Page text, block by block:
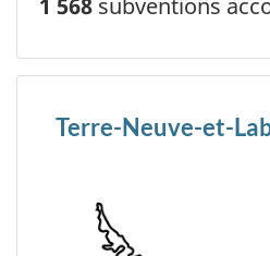
Terre-Neuve-et-